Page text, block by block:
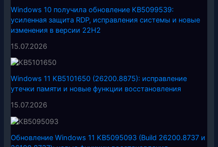
Windows 10 получила обновление KB5099539:
усиленная защита RDP, исправления системы и новые
изменения в версии 22H2
15.07.2026
Windows 11 KB5101650 (26200.8875): исправление
утечки памяти и новые функции восстановления
15.07.2026
Обновление Windows 11 KB5095093 (Build 26200.8737 и